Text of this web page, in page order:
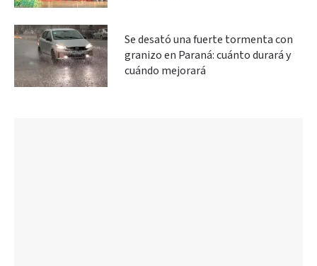
Se desató una fuerte tormenta con
granizo en Paraná: cuánto durará y
cuándo mejorará